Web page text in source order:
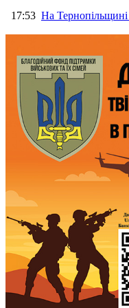
17:53 На